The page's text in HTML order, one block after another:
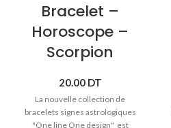
Bracelet –
Horoscope –
Scorpion
20.00 DT
La nouvelle collection de
bracelets signes astrologiques
"One line One design" est